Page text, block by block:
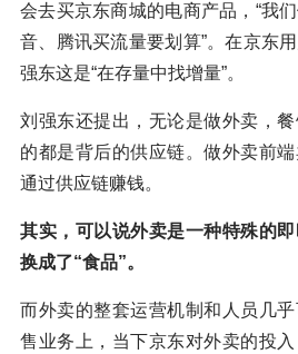
会去买京东商城的电商产品，“我
音、腾讯买流量要划算”。在京东
强东这是“在存量中找增量”。
刘强东还提出，无论是做外卖，
的都是背后的供应链。做外卖前
通过供应链赚钱。
其实，可以说外卖是一种特殊的
换成了“食品”。
而外卖的整套运营机制和人员几
售业务上，当下京东对外卖的投